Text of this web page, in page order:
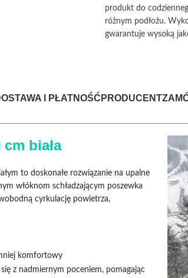
produkt do
różnym podłożu.
gwarantuje wysoką
I PŁATNOŚĆ PRODUCENT
biała
to doskonałe rozwiązanie na upalne
włóknom schładzającym poszewka
cyrkulację powietrza,
komfortowy
z nadmiernym poceniem, pomagając